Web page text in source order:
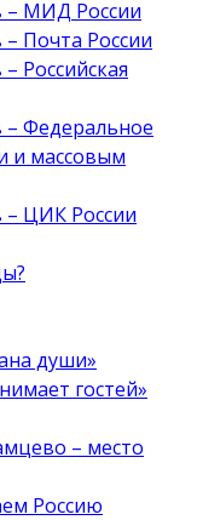
– МИД России
Почта России
Российская
– Федеральное
и массовым
– ЦИК России
души»
гостей»
– место
Россию